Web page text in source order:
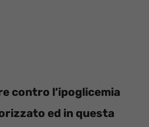
contro l’ipoglicemia
ed in questa